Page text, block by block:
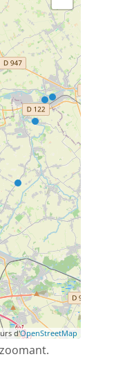
d'OpenStreetMap